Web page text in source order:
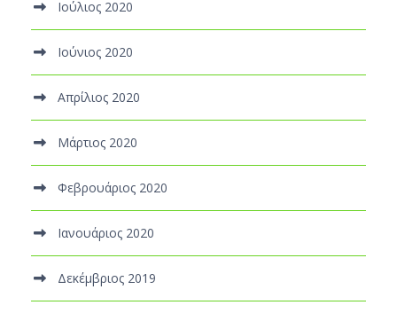
Ιούλιος 2020
Ιούνιος 2020
Απρίλιος 2020
Μάρτιος 2020
Φεβρουάριος 2020
Ιανουάριος 2020
Δεκέμβριος 2019